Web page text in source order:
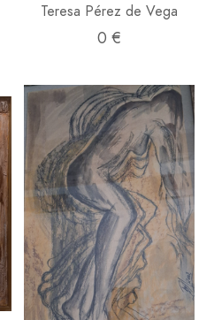
Teresa Pérez de Vega
0 €